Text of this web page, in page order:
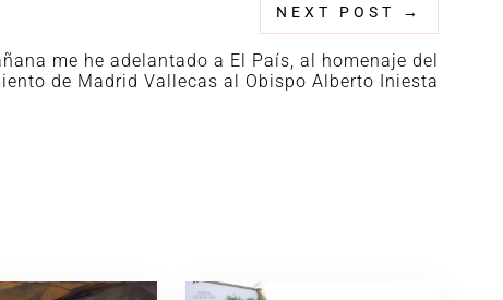
NEXT POST →
me he adelantado a El País, al homenaje del
de Madrid Vallecas al Obispo Alberto Iniesta